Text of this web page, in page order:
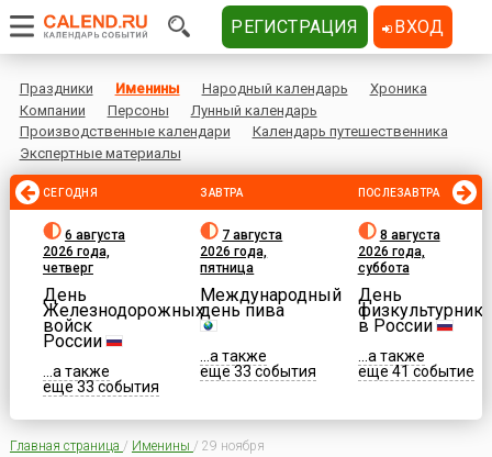
Праздники Именины Народный календарь
Хроника
Компании
Персоны
Лунный календарь
Производственные календари
Календарь путешественника
Экспертные материалы
СЕГОДНЯ
6 августа
2026 года,
четверг
День
Железнодорожных
войск
России
...а также
еще 33 события
ЗАВТРА
7 августа
2026 года,
пятница
Международный
день пива
...а также
еще 33 события
ПОСЛЕЗАВТРА
8 августа
2026 года,
суббота
День
физкультурника
в России
...а также
еще 41 событие
Главная страница / Именины / 29 ноября
РЕГИСТРАЦИЯ ВХОД